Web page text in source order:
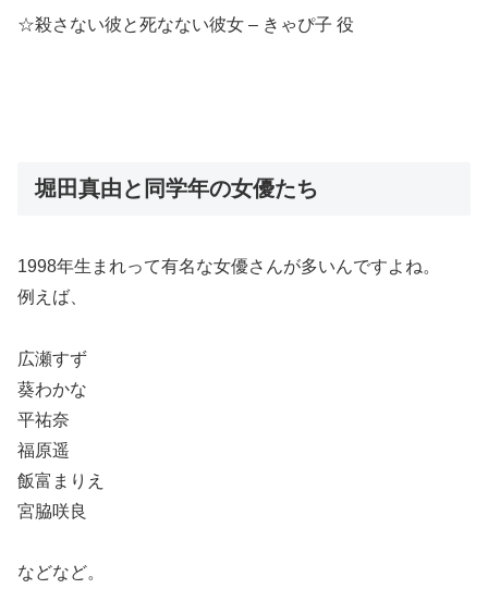
☆殺さない彼と死なない彼女 – きゃぴ子 役
堀田真由と同学年の女優たち
1998年生まれって有名な女優さんが多いんですよね。
例えば、
広瀬すず
葵わかな
平祐奈
福原遥
飯富まりえ
宮脇咲良
などなど。